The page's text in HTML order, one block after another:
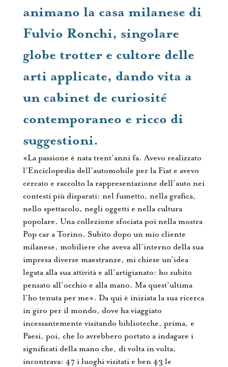
animano la casa milanese di
Fulvio Ronchi, singolare
globe trotter e cultore delle
arti applicate, dando vita a
un cabinet de curiosité
contemporaneo e ricco di
suggestioni.
«La passione è nata trent’anni fa. Avevo realizzato
l’Enciclopedia dell’automobile per la Fiat e avevo
cercato e raccolto la rappresentazione dell’auto nei
contesti più disparati: nel fumetto, nella grafica,
nello spettacolo, negli oggetti e nella cultura
popolare. Una collezione sfociata poi nella mostra
Pop car a Torino. Subito dopo un mio cliente
milanese, mobiliere che aveva all’interno della sua
impresa diverse maestranze, mi chiese un’idea
legata alla sua attività e all’artigianato: ho subito
pensato all’occhio e alla mano. Ma quest’ultima
l’ho tenuta per me». Da qui è iniziata la sua ricerca
in giro per il mondo, dove ha viaggiato
incessantemente visitando biblioteche, prima, e
Paesi, poi, che lo avrebbero portato a indagare i
significati della mano che, di volta in volta,
incontrava: 47 i luoghi visitati e ben 43 le